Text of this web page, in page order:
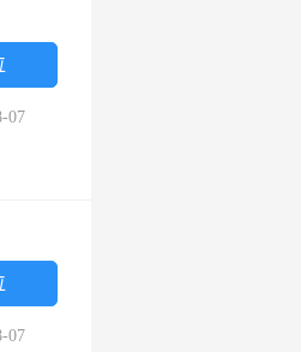
07
07